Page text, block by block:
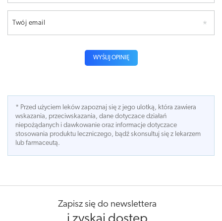
Twój email
WYŚLIJ OPINIĘ
* Przed użyciem leków zapoznaj się z jego ulotką, która zawiera
wskazania, przeciwskazania, dane dotyczace działań
niepożądanych i dawkowanie oraz informacje dotyczace
stosowania produktu leczniczego, bądź skonsultuj się z lekarzem
lub farmaceutą.
Zapisz się do newslettera